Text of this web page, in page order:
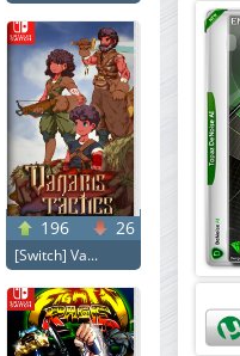
196 26
[Switch] Va...